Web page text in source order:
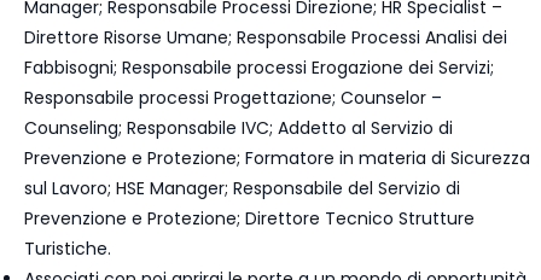
Manager; Responsabile Processi Direzione; HR Specialist –
Direttore Risorse Umane; Responsabile Processi Analisi dei
Fabbisogni; Responsabile processi Erogazione dei Servizi;
Responsabile processi Progettazione; Counselor –
Counseling; Responsabile IVC; Addetto al Servizio di
Prevenzione e Protezione; Formatore in materia di Sicurezza
sul Lavoro; HSE Manager; Responsabile del Servizio di
Prevenzione e Protezione; Direttore Tecnico Strutture
Turistiche.